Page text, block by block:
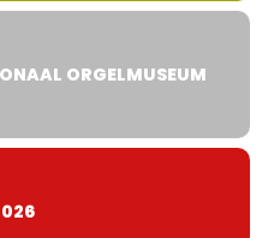
ORGELMUSEUM